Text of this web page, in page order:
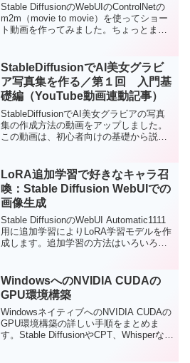
Stable DiffusionのWebUIのControlNetの
m2m（movie to movie）を使ってショー
ト動画を作ってみました。ちょっとまだ
感動です。
StableDiffusionでAI美女グラビ
ア写真集を作る／第１回 入門基
礎編（YouTube動画連動記事）
StableDiffusionでAI美女グラビアの写真
集の作成方法の動画をアップしました。
この動画は、初心者向けの基礎から説明
いきます。動画の方も有料級の動画にな
っていると思うので、是非ご覧いただ
き、フォロー、高評価をお願いします。
LoRA追加学習で好きなキャラ召
喚：Stable Diffusion WebUIでの
画像生成
Stable DiffusionのWebUI Automatic1111
用に追加学習によりLoRA学習モデルを作
成します。追加学習の方法はいろいろあ
の欲しい画像が出せるのは素晴らしいで
すね。今回は、東北ずん子様を学習デー
タに用いたLoRAの生成をしてみます。
WindowsへのNVIDIA CUDAの
GPU環境構築
WindowsネイティブへのNVIDIA CUDAの
GPU環境構築の詳しい手順をまとめま
す。Stable DiffusionやCPT、Whisperなど